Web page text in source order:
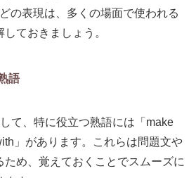
の表現は、多くの場面で使われる
ておきましょう。
語
て、特に役立つ熟語には「make
」があります。これらは問題文や
ため、覚えておくことでスムーズに